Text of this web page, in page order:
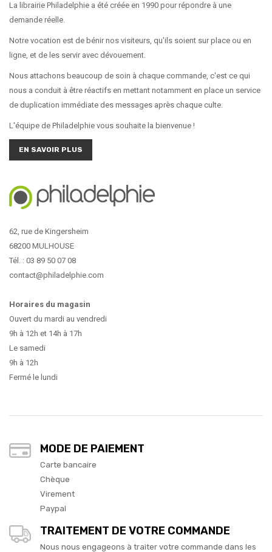
La librairie Philadelphie a été créée en 1990 pour répondre à une
demande réelle.
Notre vocation est de bénir nos visiteurs, qu'ils soient sur place ou en
ligne, et de les servir avec dévouement.
Nous attachons beaucoup de soin à chaque commande, c'est ce qui
nous a conduit à être réactifs en mettant notamment en place un service
de duplication immédiate des messages après chaque culte.
L'équipe de Philadelphie vous souhaite la bienvenue !
EN SAVOIR PLUS
62, rue de Kingersheim
68200 MULHOUSE
Tél. : 03 89 50 07 08
contact@philadelphie.com
Horaires du magasin
Ouvert du mardi au vendredi
9h à 12h et 14h à 17h
Le samedi
9h à 12h
Fermé le lundi
MODE DE PAIEMENT
Carte bancaire
Chèque
Virement
Paypal
TRAITEMENT DE VOTRE COMMANDE
Nous nous engageons à traiter votre commande dans les